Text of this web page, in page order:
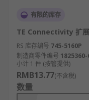
电源控制和大功
DIP开关的应用
工业控制设备，
器）的地址码、
通信设备，如路
有限的库存
TE Connectivity 扩展
RS 库存编号 745-5160P
制造商零件编号 1825360-
小计 1 件 (按管提供)
RMB13.77(不含税)
数量